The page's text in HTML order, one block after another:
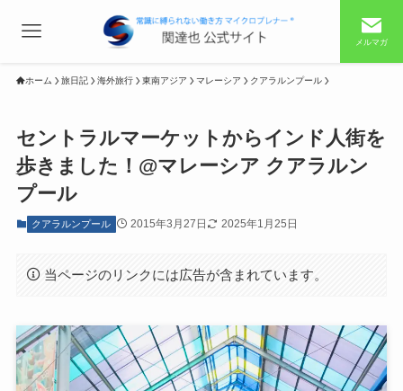
メルマガ
ホーム 旅日記 海外旅行 東南アジア マレーシア クアラルンプール
セントラルマーケットからインド人街を
歩きました！@マレーシア クアラルン
プール
クアラルンプール 2015年3月27日 2025年1月25日
当ページのリンクには広告が含まれています。